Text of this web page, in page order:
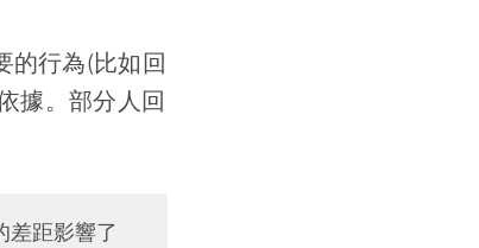
的行為(比如回
據。部分人回
差距影響了